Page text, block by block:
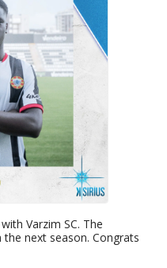
Varzim SC. The
next season. Congrats